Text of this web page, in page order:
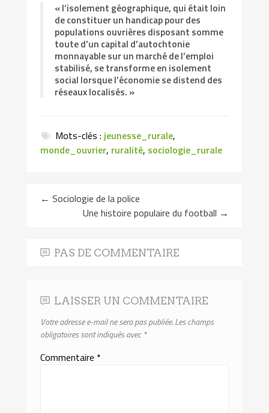
« l’isolement géographique, qui était loin
de constituer un handicap pour des
populations ouvrières disposant somme
toute d’un capital d’autochtonie
monnayable sur un marché de l’emploi
stabilisé, se transforme en isolement
social lorsque l’économie se distend des
réseaux localisés. »
Mots-clés :jeunesse_rurale,
monde_ouvrier, ruralité, sociologie_rurale
← Sociologie de la police
Une histoire populaire du football →
PAS DE COMMENTAIRE
LAISSER UN COMMENTAIRE
Votre adresse e-mail ne sera pas publiée.Les champs
obligatoires sont indiqués avec*
Commentaire *